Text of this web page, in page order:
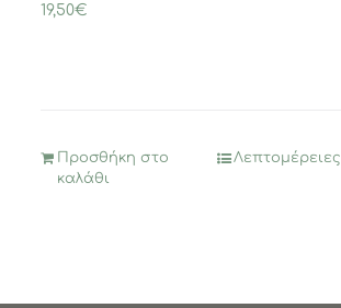
19,50€
Προσθήκη στο
καλάθι
Λεπτομέρειες